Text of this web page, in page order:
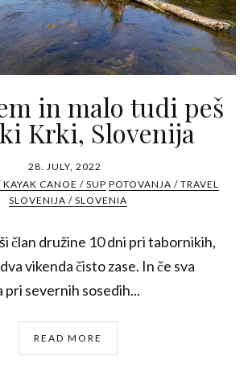
in malo tudi peš
Krki, Slovenija
28. JULY, 2022
CANOE / SUP POTOVANJA / TRAVEL
SLOVENIJA / SLOVENIA
član družine 10 dni pri tabornikih,
vikenda čisto zase. In če sva
severnih sosedih...
READ MORE